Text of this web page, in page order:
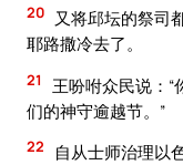
20
又将邱坛的祭司
耶路撒冷去了。
21
王吩咐众民说：
们的神守逾越节。”
22
自从士师治理以